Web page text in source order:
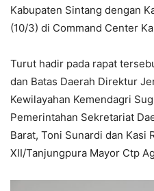
Kabupaten Sintang dengan
(10/3) di Command Center
Turut hadir pada rapat
dan Batas Daerah Direktur
Kewilayahan Kemendagri
Pemerintahan Sekretariat
Barat, Toni Sunardi dan Kasi
XII/Tanjungpura Mayor Ctp